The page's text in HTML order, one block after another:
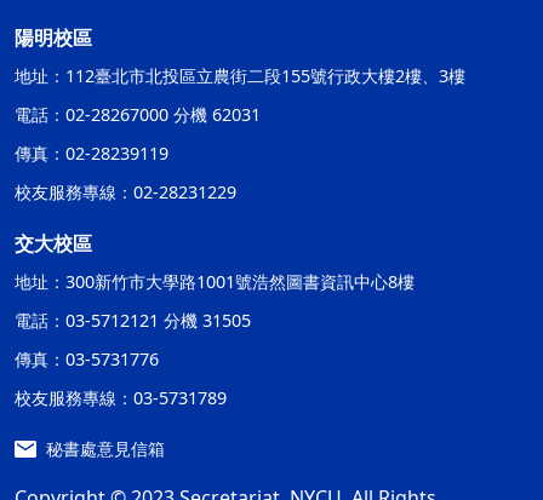
陽明校區
地址：112臺北市北投區立農街二段155號行政大樓2樓、3樓
電話：02-28267000 分機 62031
傳真：02-28239119
校友服務專線：02-28231229
交大校區
地址：300新竹市大學路1001號浩然圖書資訊中心8樓
電話：03-5712121 分機 31505
傳真：03-5731776
校友服務專線：03-5731789
秘書處意見信箱